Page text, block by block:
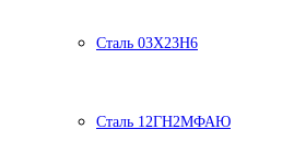
Сталь 03Х23Н6
Сталь 12ГН2МФАЮ